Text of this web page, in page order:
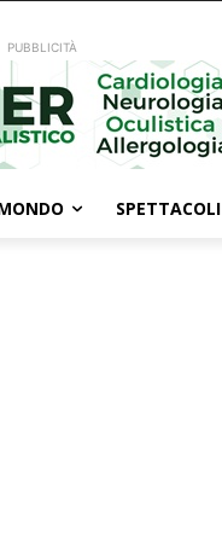
PUBBLICITÀ
SPETTACOLI